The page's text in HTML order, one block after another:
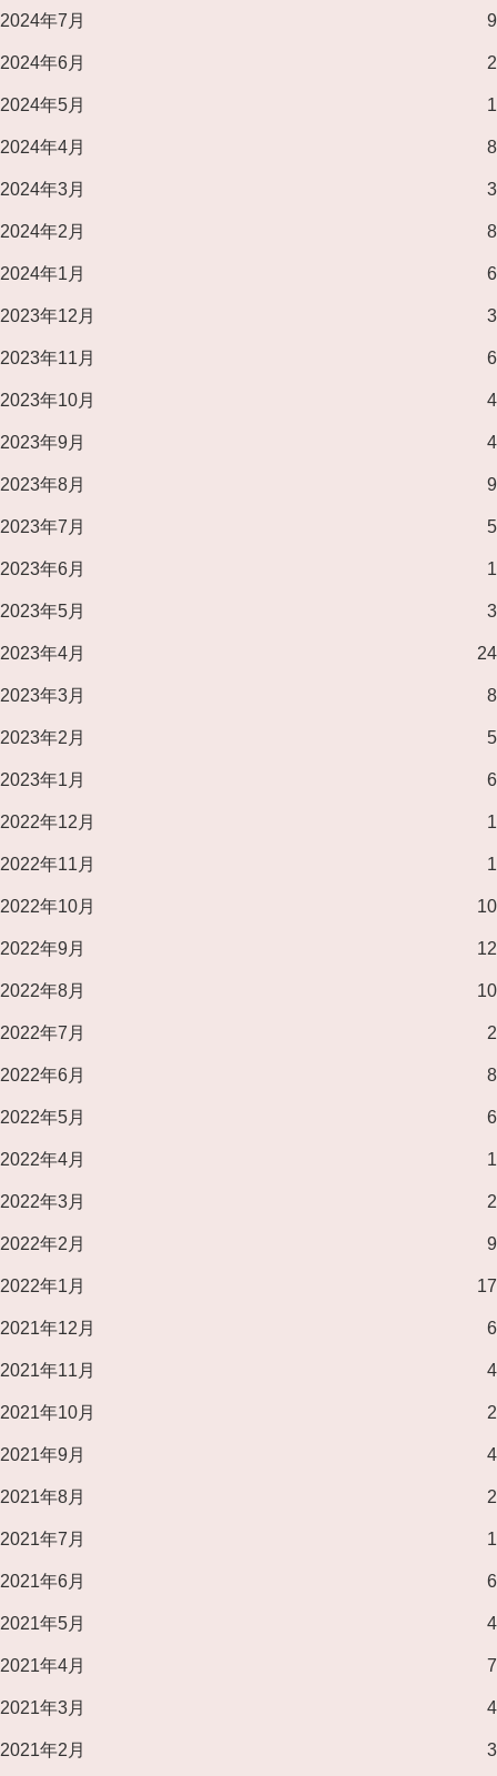
2024年7月 9
2024年6月 2
2024年5月 1
2024年4月 8
2024年3月 3
2024年2月 8
2024年1月 6
2023年12月 3
2023年11月 6
2023年10月 4
2023年9月 4
2023年8月 9
2023年7月 5
2023年6月 1
2023年5月 3
2023年4月 24
2023年3月 8
2023年2月 5
2023年1月 6
2022年12月 1
2022年11月 1
2022年10月 10
2022年9月 12
2022年8月 10
2022年7月 2
2022年6月 8
2022年5月 6
2022年4月 1
2022年3月 2
2022年2月 9
2022年1月 17
2021年12月 6
2021年11月 4
2021年10月 2
2021年9月 4
2021年8月 2
2021年7月 1
2021年6月 6
2021年5月 4
2021年4月 7
2021年3月 4
2021年2月 3